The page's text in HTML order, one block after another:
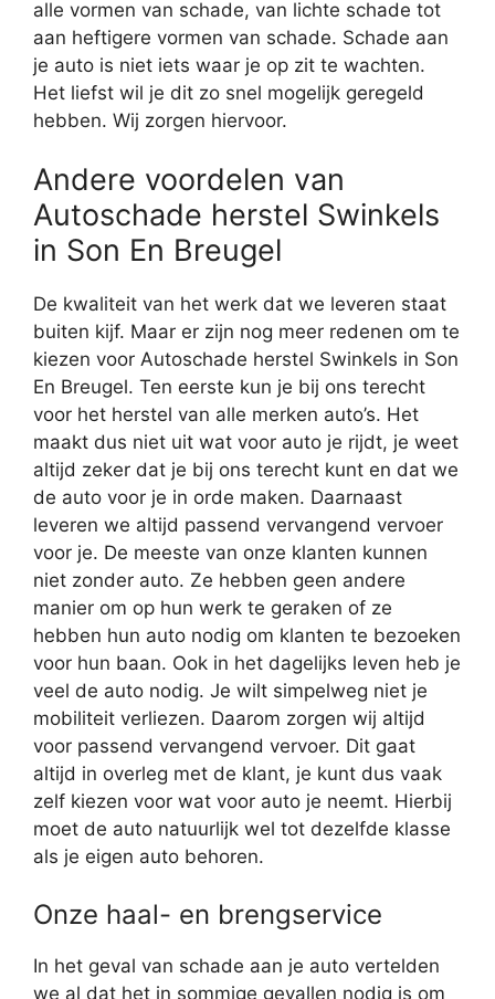
alle vormen van schade, van lichte schade tot
aan heftigere vormen van schade. Schade aan
je auto is niet iets waar je op zit te wachten.
Het liefst wil je dit zo snel mogelijk geregeld
hebben. Wij zorgen hiervoor.
Andere voordelen van
Autoschade herstel Swinkels
in Son En Breugel
De kwaliteit van het werk dat we leveren staat
buiten kijf. Maar er zijn nog meer redenen om te
kiezen voor Autoschade herstel Swinkels in Son
En Breugel. Ten eerste kun je bij ons terecht
voor het herstel van alle merken auto’s. Het
maakt dus niet uit wat voor auto je rijdt, je weet
altijd zeker dat je bij ons terecht kunt en dat we
de auto voor je in orde maken. Daarnaast
leveren we altijd passend vervangend vervoer
voor je. De meeste van onze klanten kunnen
niet zonder auto. Ze hebben geen andere
manier om op hun werk te geraken of ze
hebben hun auto nodig om klanten te bezoeken
voor hun baan. Ook in het dagelijks leven heb je
veel de auto nodig. Je wilt simpelweg niet je
mobiliteit verliezen. Daarom zorgen wij altijd
voor passend vervangend vervoer. Dit gaat
altijd in overleg met de klant, je kunt dus vaak
zelf kiezen voor wat voor auto je neemt. Hierbij
moet de auto natuurlijk wel tot dezelfde klasse
als je eigen auto behoren.
Onze haal- en brengservice
In het geval van schade aan je auto vertelden
we al dat het in sommige gevallen nodig is om